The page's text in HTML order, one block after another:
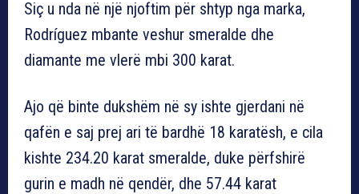
Siç u nda në një njoftim për shtyp nga marka,
Rodríguez mbante veshur smeralde dhe
diamante me vlerë mbi 300 karat.
Ajo që binte dukshëm në sy ishte gjerdani në
qafën e saj prej ari të bardhë 18 karatësh, e cila
kishte 234.20 karat smeralde, duke përfshirë
gurin e madh në qendër, dhe 57.44 karat